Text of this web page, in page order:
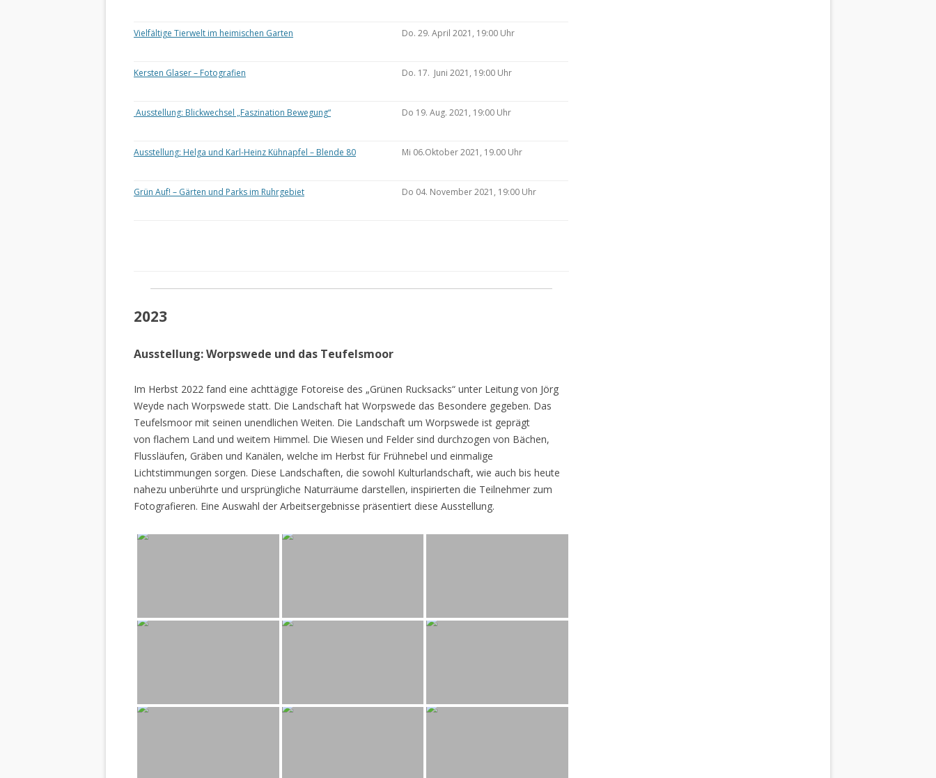
Vielfältige Tierwelt im heimischen Garten Do. 29. April 2021, 19:00 Uhr
Kersten Glaser – Fotografien Do. 17. Juni 2021, 19:00 Uhr
Ausstellung: Blickwechsel „Faszination Bewegung“ Do 19. Aug. 2021, 19:00 Uhr
Ausstellung: Helga und Karl-Heinz Kühnapfel – Blende 80 Mi 06.Oktober 2021, 19.00 Uhr
Grün Auf! – Gärten und Parks im Ruhrgebiet Do 04. November 2021, 19:00 Uhr
2023
Ausstellung: Worpswede und das Teufelsmoor
Im Herbst 2022 fand eine achttägige Fotoreise des „Grünen Rucksacks“ unter Leitung von Jörg
Weyde nach Worpswede statt. Die Landschaft hat Worpswede das Besondere gegeben. Das
Teufelsmoor mit seinen unendlichen Weiten. Die Landschaft um Worpswede ist geprägt
von flachem Land und weitem Himmel. Die Wiesen und Felder sind durchzogen von Bächen,
Flussläufen, Gräben und Kanälen, welche im Herbst für Frühnebel und einmalige
Lichtstimmungen sorgen. Diese Landschaften, die sowohl Kulturlandschaft, wie auch bis heute
nahezu unberührte und ursprüngliche Naturräume darstellen, inspirierten die Teilnehmer zum
Fotografieren. Eine Auswahl der Arbeitsergebnisse präsentiert diese Ausstellung.